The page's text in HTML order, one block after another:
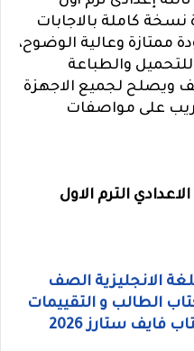
كاملة بالاجابات
ممتازة وعالية الوضوح،
والطباعة
ويصلح لجميع الاجهزة
على مواصفات
الترم الاول
الانجليزية الصف
الطالب و التقييمات
فايف ستارز 2026